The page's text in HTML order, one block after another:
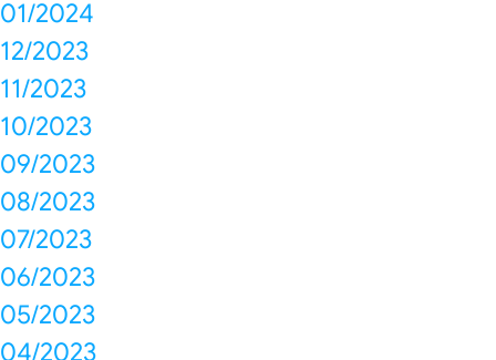
01/2024
12/2023
11/2023
10/2023
09/2023
08/2023
07/2023
06/2023
05/2023
04/2023